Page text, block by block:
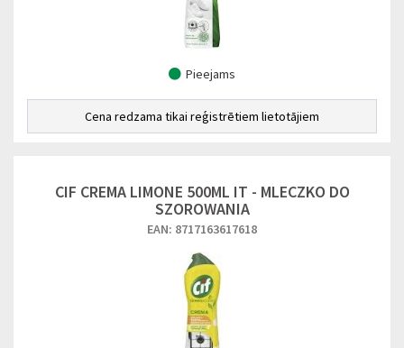
Pieejams
Cena redzama tikai reģistrētiem lietotājiem
CIF CREMA LIMONE 500ML IT - MLECZKO DO
SZOROWANIA
EAN: 8717163617618